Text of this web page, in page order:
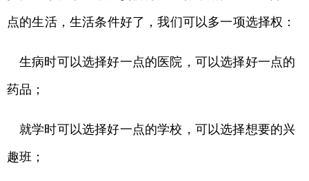
点的生活，生活条件好了，我们可以多一项选择权：
生病时可以选择好一点的医院，可以选择好一点的
药品；
就学时可以选择好一点的学校，可以选择想要的兴
趣班；